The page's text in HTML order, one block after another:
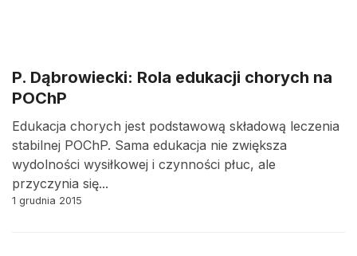
P. Dąbrowiecki: Rola edukacji chorych na
POChP
Edukacja chorych jest podstawową składową leczenia
stabilnej POChP. Sama edukacja nie zwiększa
wydolności wysiłkowej i czynności płuc, ale
przyczynia się...
1 grudnia 2015